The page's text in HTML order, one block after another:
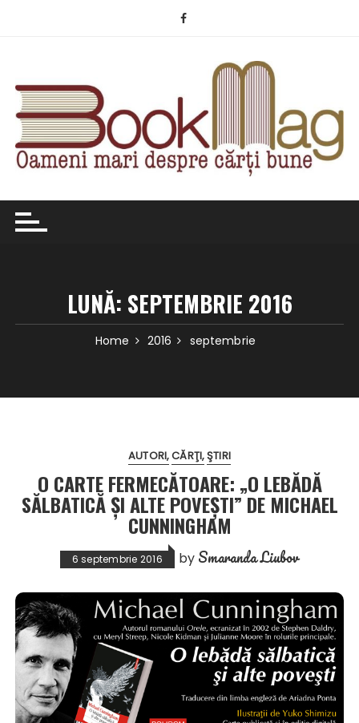
LUNĂ: SEPTEMBRIE 2016
Home 2016 septembrie
AUTORI CĂRŢI ŞTIRI
O CARTE FERMECĂTOARE: „O LEBĂDĂ
SĂLBATICĂ ŞI ALTE POVEŞTI” DE MICHAEL
CUNNINGHAM
6 septembrie 2016 by Smaranda Liubov